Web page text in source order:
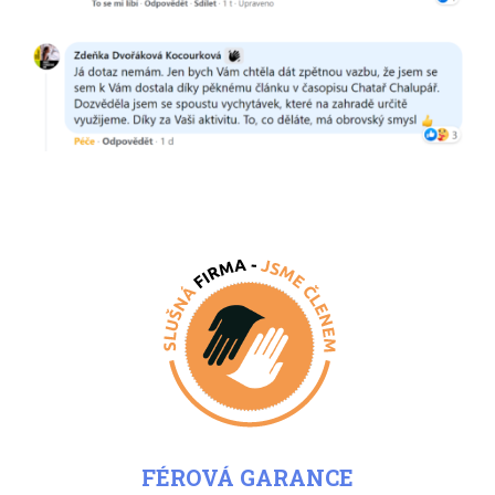
FÉROVÁ GARANCE